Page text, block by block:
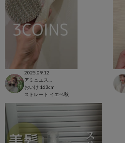
2025.09.12
おいけ 163cm
ストレート イエベ秋